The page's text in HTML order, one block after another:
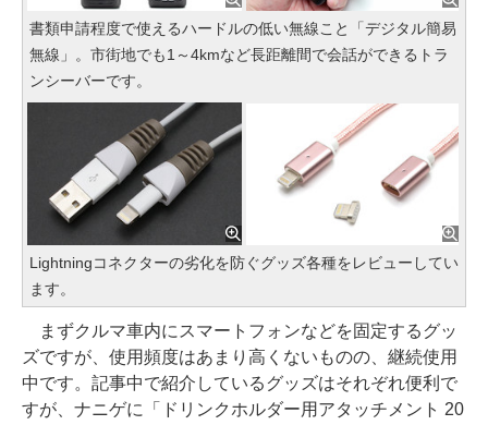
書類申請程度で使えるハードルの低い無線こと「デジタル簡易
無線」。市街地でも1～4kmなど長距離間で会話ができるトラ
ンシーバーです。
Lightningコネクターの劣化を防ぐグッズ各種をレビューしてい
ます。
まずクルマ車内にスマートフォンなどを固定するグッ
ズですが、使用頻度はあまり高くないものの、継続使用
中です。記事中で紹介しているグッズはそれぞれ便利で
すが、ナニゲに「ドリンクホルダー用アタッチメント 20